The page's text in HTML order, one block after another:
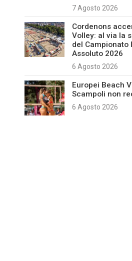
7 Agosto 2026
Cordenons
Volley: al via la
del Campionato
Assoluto 2026
6 Agosto 2026
Europei Beach
Scampoli non
6 Agosto 2026